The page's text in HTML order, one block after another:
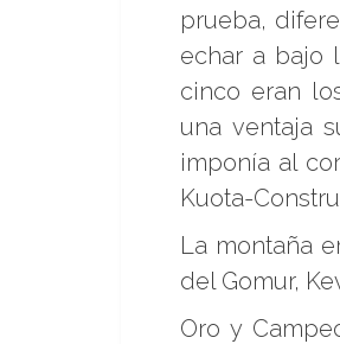
prueba,
echar a bajo
cinco eran
una ventaja
imponía al
Kuota-
La montaña
del Gomur,
Oro y